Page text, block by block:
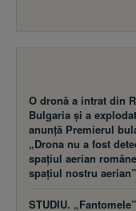
O dronă a intrat din
Bulgaria și a
anunță Premierul
„Drona nu a fost
spațiul aerian
spațiul nostru aerian”
STUDIU.